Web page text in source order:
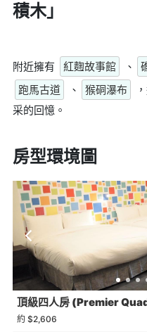
積木」
附近擁有 紅麴故事館 、
跑馬古道
、 猴硐瀑布
采的回憶。
房型環境圖
頂級四人房 (Premier
約 $2,606